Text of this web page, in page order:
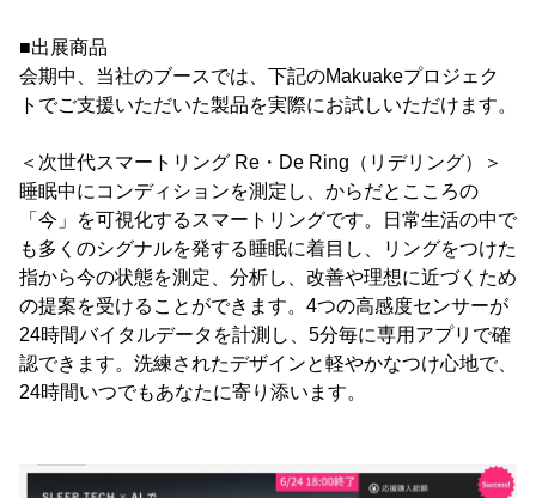
■出展商品
会期中、当社のブースでは、下記のMakuakeプロジェク
トでご支援いただいた製品を実際にお試しいただけます。
＜次世代スマートリング Re・De Ring（リデリング）＞
睡眠中にコンディションを測定し、からだとこころの
「今」を可視化するスマートリングです。日常生活の中で
も多くのシグナルを発する睡眠に着目し、リングをつけた
指から今の状態を測定、分析し、改善や理想に近づくため
の提案を受けることができます。4つの高感度センサーが
24時間バイタルデータを計測し、5分毎に専用アプリで確
認できます。洗練されたデザインと軽やかなつけ心地で、
24時間いつでもあなたに寄り添います。